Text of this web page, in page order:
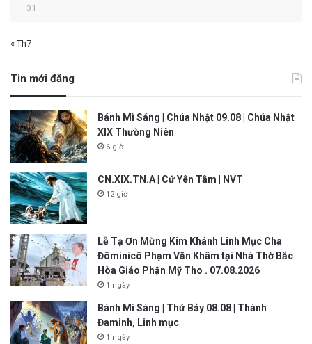
31
« Th7
Tin mới đăng
Bánh Mì Sáng | Chúa Nhật 09.08 | Chúa Nhật
XIX Thường Niên
6 giờ
CN.XIX.TN.A | Cứ Yên Tâm | NVT
12 giờ
Lễ Tạ Ơn Mừng Kim Khánh Linh Mục Cha
Đôminicô Phạm Văn Khâm tại Nhà Thờ Bắc
Hòa Giáo Phận Mỹ Tho . 07.08.2026
1 ngày
Bánh Mì Sáng | Thứ Bảy 08.08 | Thánh
Đaminh, Linh mục
1 ngày